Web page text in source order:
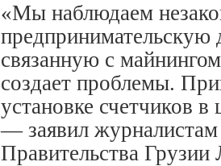
«Мы наблюдаем
предпринимательскую
связанную с
создает проблемы.
установке счетчиков
— заявил
Правительства